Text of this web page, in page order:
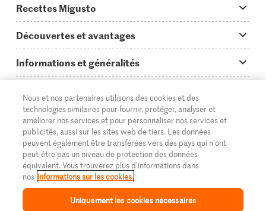
Recettes Migusto
Idées de menus
Plats principaux
Simple & vite prêt
Apéritif
Préparations au four
Enfants & famille
Toutes les recettes
Découvertes et avantages
On en parle...
Tutoriels
Glossaire des ingrédients
Login Migusto
Magazine Migusto
Informations et généralités
Questions concernant Migusto
Cuisiner avec Migusto
Service clientèle & contact
Publicité
Impressum
Mentions légales
Supermarché
Migros Online
À propos de Migros
Magasins
© 2026 La Fédération des coopératives Migros
DE FR IT
Nous et nos partenaires utilisons des cookies et des
technologies similaires pour fournir, protéger, analyser et
améliorer nos services et pour personnaliser nos services et
publicités, aussi sur les sites web de tiers. Les données
peuvent également être transférées vers des pays qui n'ont
peut-être pas un niveau de protection des données
équivalent. Vous trouverez plus d'informations dans
nos informations sur les cookies.
Uniquement les cookies nécessaires